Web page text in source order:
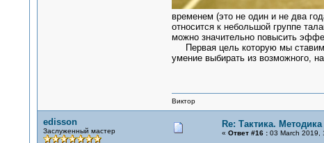
временем (это не один и не два
относится к небольшой группе
можно значительно повысить
Первая цель которую мы ставим
умение выбирать из возможного,
Виктор
edisson
Заслуженный мастер
Re: Тактика.
« Ответ #16 :03 March 2019,